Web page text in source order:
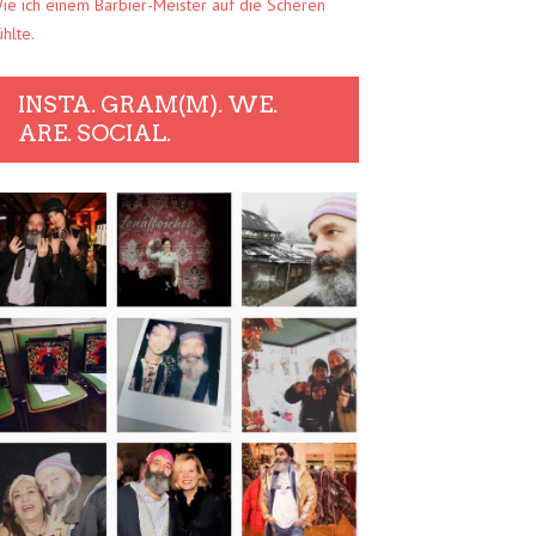
ich einem Barbier-Meister auf die Scheren
INSTA. GRAM(M). WE.
ARE. SOCIAL.